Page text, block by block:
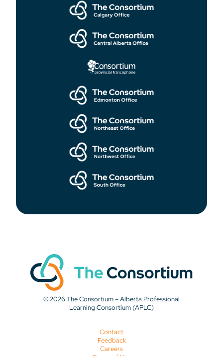
© 2026 The Consortium – Alberta Professional
Learning Consortium (APLC)
Contact
Feedback
Careers